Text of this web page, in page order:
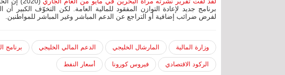
برنامج جديد لإعادة التوازن المفقود للمالية العامة. لكن التخوّف الكبير
لفرض ضرائب إضافية أو التراجع عن الدعم المباشر وغير المباشر للمواطنين.
وزارة المالية المارشال الخليجي الدعم المالي الخليجي برنامج
الركود الاقتصادي فيروس كورونا أسعار النفط